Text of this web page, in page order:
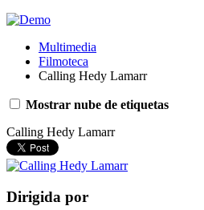
Multimedia
Filmoteca
Calling Hedy Lamarr
Mostrar nube de etiquetas
Calling Hedy Lamarr
Dirigida por